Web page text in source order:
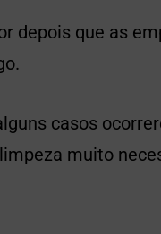
depois que as
casos
muito